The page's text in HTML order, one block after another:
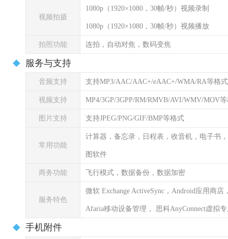
视频拍摄
1080p（1920×1080，30帧/秒）视频录制
1080p（1920×1080，30帧/秒）视频播放
拍照功能 连拍，自动对焦，数码变焦
服务与支持
音频支持 支持MP3/AAC/AAC+/eAAC+/WMA/RA等格式
视频支持 MP4/3GP/3GPP/RM/RMVB/AVI/WMV/MOV
图片支持 支持JPEG/PNG/GIF/BMP等格式
常用功能
计算器，备忘录，日程表，收音机，电子书
图软件
商务功能 飞行模式，数据备份，数据加密
服务特色
微软 Exchange ActiveSync，Android应用商
Afaria移动设备管理， 思科AnyConnect虚拟
手机附件